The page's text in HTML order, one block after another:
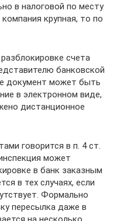
в налоговой по месту
крупная, то по
счета
банковской
документ может быть
в электронном виде,
дистанционное
говорится в п. 4 ст.
может
в банк заказным
в тех случаях, если
Формально
пересылка даже в